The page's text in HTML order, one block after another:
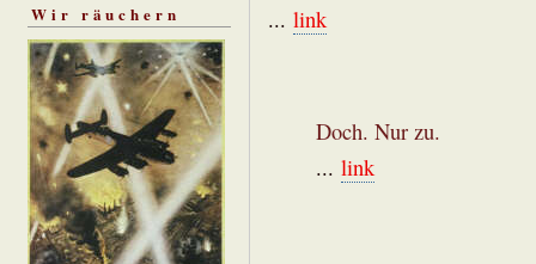
Wir räuchern
... link
Doch. Nur zu.
... link